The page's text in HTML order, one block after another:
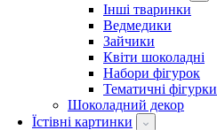
Інші тваринки
Ведмедики
Зайчики
Квіти шоколадні
Набори фігурок
Тематичні фігурки
Шоколадний декор
Їстівні картинки